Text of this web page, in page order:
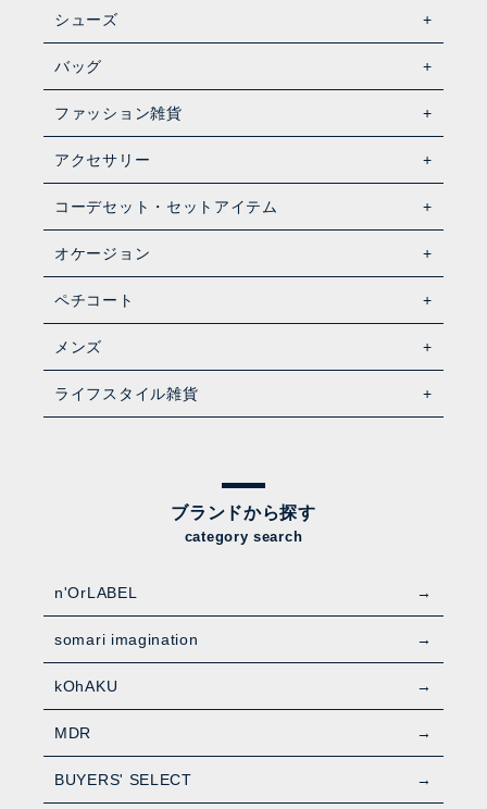
シューズ
バッグ
ファッション雑貨
アクセサリー
コーデセット・セットアイテム
オケージョン
ペチコート
メンズ
ライフスタイル雑貨
ブランドから探す
category search
n'OrLABEL
somari imagination
kOhAKU
MDR
BUYERS' SELECT